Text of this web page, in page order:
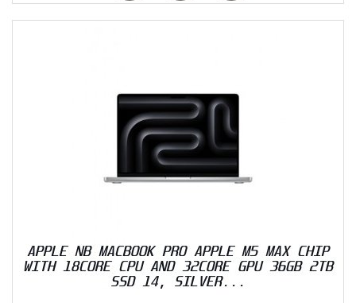
APPLE NB MACBOOK PRO APPLE M5 MAX CHIP
WITH 18CORE CPU AND 32CORE GPU 36GB 2TB
SSD 14, SILVER...